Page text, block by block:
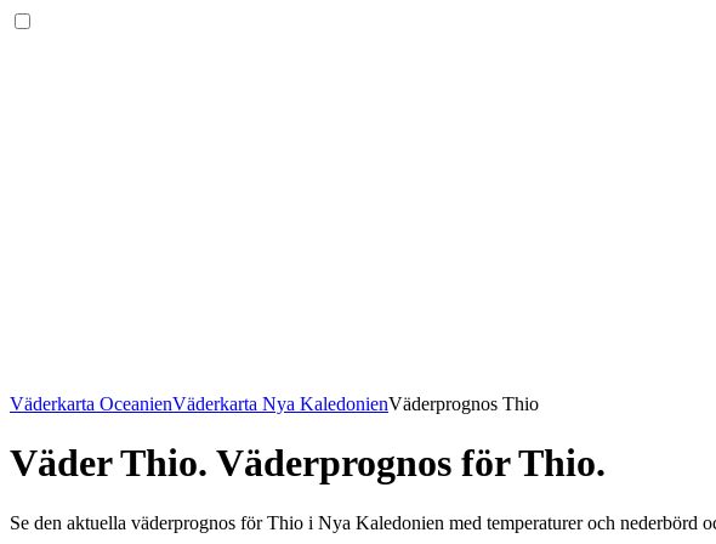
Väderkarta OceanienVäderkarta Nya KaledonienVäderprognos Thio
Väder Thio. Väderprognos för Thio.
Se den aktuella väderprognos för Thio i Nya Kaledonien med temperaturer och nederbörd